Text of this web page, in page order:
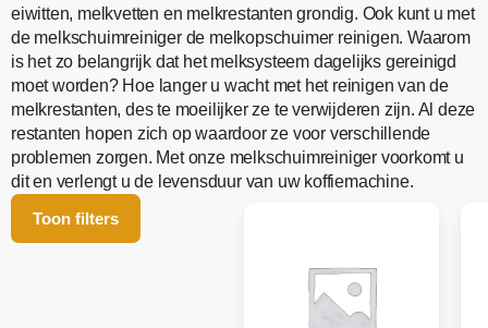
eiwitten, melkvetten en melkrestanten grondig. Ook kunt u met
de melkschuimreiniger de melkopschuimer reinigen. Waarom
is het zo belangrijk dat het melksysteem dagelijks gereinigd
moet worden? Hoe langer u wacht met het reinigen van de
melkrestanten, des te moeilijker ze te verwijderen zijn. Al deze
restanten hopen zich op waardoor ze voor verschillende
problemen zorgen. Met onze melkschuimreiniger voorkomt u
dit en verlengt u de levensduur van uw koffiemachine.
Toon filters